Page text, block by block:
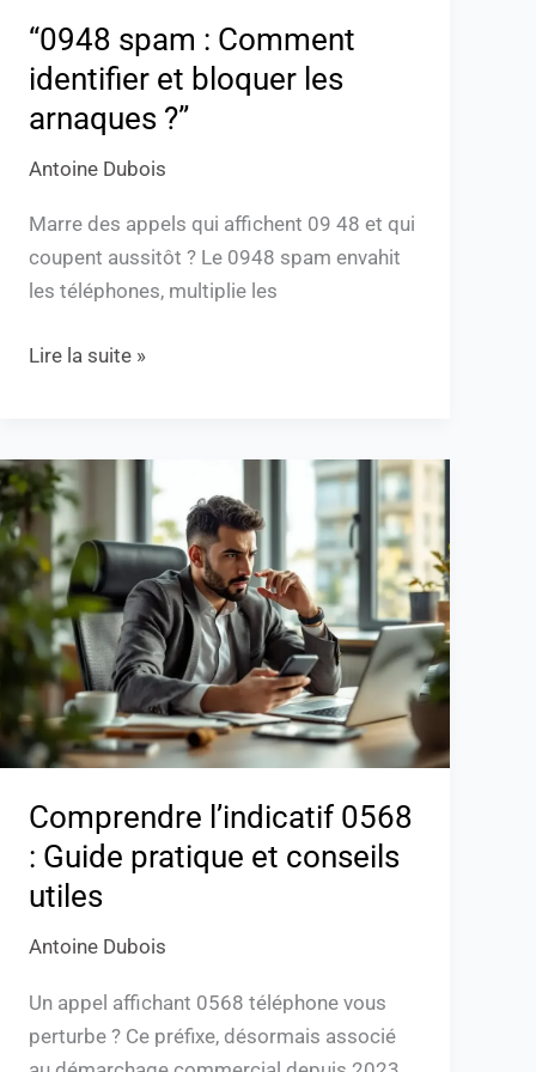
“0948 spam : Comment
identifier et bloquer les
arnaques ?”
Antoine Dubois
Marre des appels qui affichent 09 48 et qui
coupent aussitôt ? Le 0948 spam envahit
les téléphones, multiplie les
Lire la suite »
Comprendre l’indicatif 0568
: Guide pratique et conseils
utiles
Antoine Dubois
Un appel affichant 0568 téléphone vous
perturbe ? Ce préfixe, désormais associé
Comprendre
l’indicatif
0568
Guide
pratique
conseils
utiles